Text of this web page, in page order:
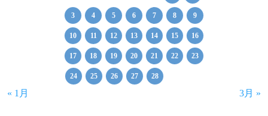
3 4 5 6 7 8 9
10 11 12 13 14 15 16
17 18 19 20 21 22 23
24 25 26 27 28
« 1月 3月 »